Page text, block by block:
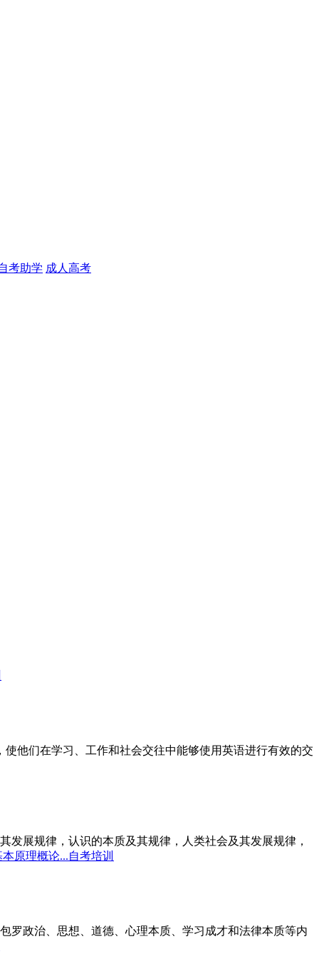
考助学 成人高考
他们在学习、工作和社会交往中能够使用英语进行有效的交
展规律，认识的本质及其规律，人类社会及其发展规律，
原理概论...自考培训
罗政治、思想、道德、心理本质、学习成才和法律本质等内